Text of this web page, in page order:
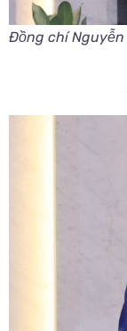
Đồng chí Nguyễn